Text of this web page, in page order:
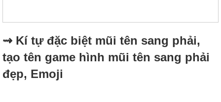
⇝ Kí tự đặc biệt mũi tên sang phải,
tạo tên game hình mũi tên sang phải
đẹp, Emoji